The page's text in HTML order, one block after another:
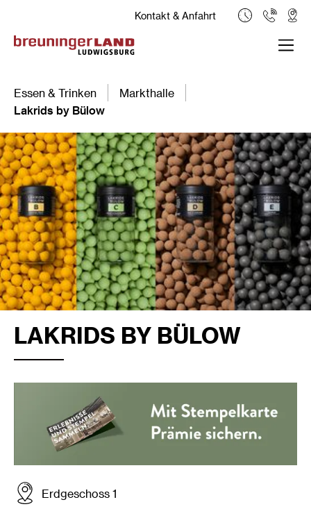
Kontakt & Anfahrt
Essen & Trinken
Markthalle
Lakrids by Bülow
LAKRIDS BY BÜLOW
Erdgeschoss 1